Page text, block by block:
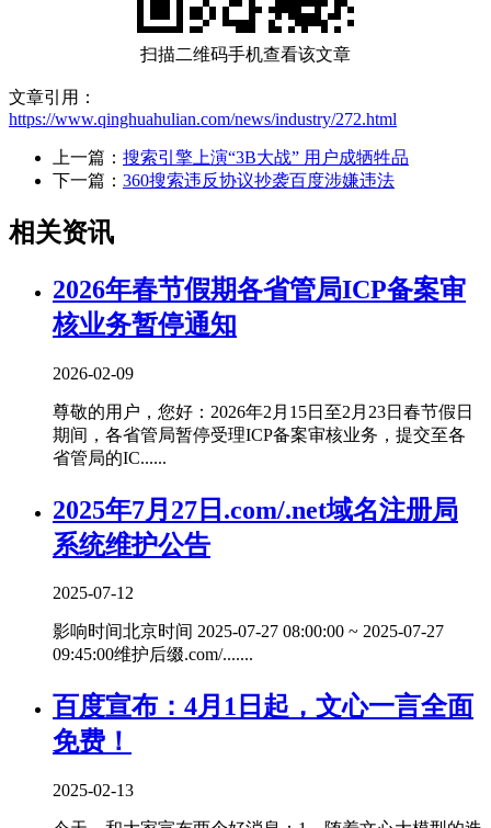
扫描二维码手机查看该文章
文章引用：
https://www.qinghuahulian.com/news/industry/272.html
上一篇： 搜索引擎上演“3B大战” 用户成牺牲品
下一篇： 360搜索违反协议抄袭百度涉嫌违法
相关资讯
2026年春节假期各省管局ICP备案审
核业务暂停通知
2026-02-09
尊敬的用户，您好：2026年2月15日至2月23日春节假日
期间，各省管局暂停受理ICP备案审核业务，提交至各
省管局的IC......
2025年7月27日.com/.net域名注册局
系统维护公告
2025-07-12
影响时间北京时间 2025-07-27 08:00:00 ~ 2025-07-27
09:45:00维护后缀.com/.......
百度宣布：4月1日起，文心一言全面
免费！
2025-02-13